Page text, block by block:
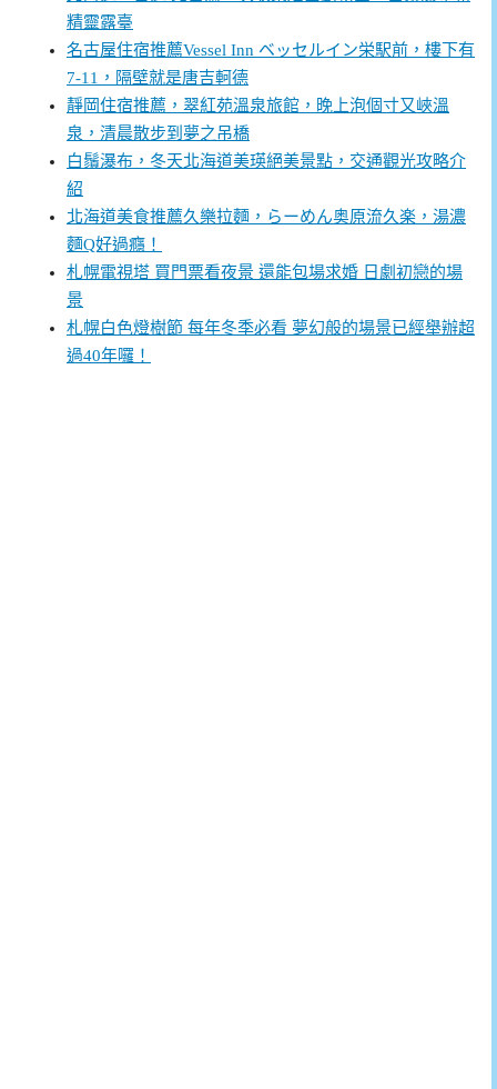
精靈露臺
名古屋住宿推薦Vessel Inn ベッセルイン栄駅前，樓下有
7-11，隔壁就是唐吉軻德
靜岡住宿推薦，翠紅苑溫泉旅館，晚上泡個寸又峽溫
泉，清晨散步到夢之吊橋
白鬚瀑布，冬天北海道美瑛絕美景點，交通觀光攻略介
紹
北海道美食推薦久樂拉麵，らーめん奥原流久楽，湯濃
麵Q好過癮！
札幌電視塔 買門票看夜景 還能包場求婚 日劇初戀的場
景
札幌白色燈樹節 每年冬季必看 夢幻般的場景已經舉辦超
過40年囉！